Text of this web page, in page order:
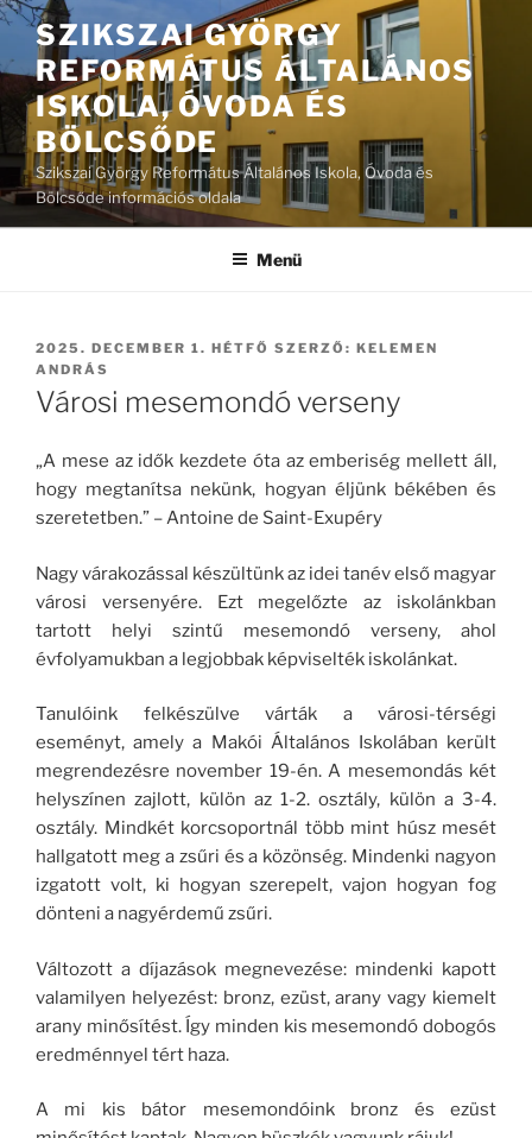
Tartalomhoz
SZIKSZAI GYÖRGY
REFORMÁTUS ÁLTALÁNOS
ISKOLA, ÓVODA ÉS
BÖLCSŐDE
Szikszai György Református Általános Iskola, Óvoda és
Bölcsőde információs oldala
Menü
BEKÜLDVE:
2025. DECEMBER 1. HÉTFŐ SZERZŐ: KELEMEN
ANDRÁS
Városi mesemondó verseny
„A mese az idők kezdete óta az emberiség mellett áll,
hogy megtanítsa nekünk, hogyan éljünk békében és
szeretetben.” – Antoine de Saint-Exupéry
Nagy várakozással készültünk az idei tanév első magyar
városi versenyére. Ezt megelőzte az iskolánkban
tartott helyi szintű mesemondó verseny, ahol
évfolyamukban a legjobbak képviselték iskolánkat.
Tanulóink felkészülve várták a városi-térségi
eseményt, amely a Makói Általános Iskolában került
megrendezésre november 19-én. A mesemondás két
helyszínen zajlott, külön az 1-2. osztály, külön a 3-4.
osztály. Mindkét korcsoportnál több mint húsz mesét
hallgatott meg a zsűri és a közönség. Mindenki nagyon
izgatott volt, ki hogyan szerepelt, vajon hogyan fog
dönteni a nagyérdemű zsűri.
Változott a díjazások megnevezése: mindenki kapott
valamilyen helyezést: bronz, ezüst, arany vagy kiemelt
arany minősítést. Így minden kis mesemondó dobogós
eredménnyel tért haza.
A mi kis bátor mesemondóink bronz és ezüst